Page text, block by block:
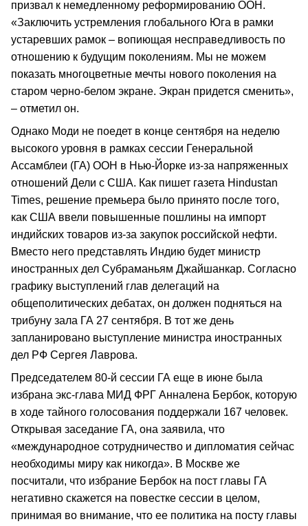
призвал к немедленному реформированию ООН.
«Заключить устремления глобального Юга в рамки
устаревших рамок – вопиющая несправедливость по
отношению к будущим поколениям. Мы не можем
показать многоцветные мечты нового поколения на
старом черно-белом экране. Экран придется сменить»,
– отметил он.
Однако Моди не поедет в конце сентября на неделю
высокого уровня в рамках сессии Генеральной
Ассамблеи (ГА) ООН в Нью-Йорке из-за напряженных
отношений Дели с США. Как пишет газета Hindustan
Times, решение премьера было принято после того,
как США ввели повышенные пошлины на импорт
индийских товаров из-за закупок российской нефти.
Вместо него представлять Индию будет министр
иностранных дел Субраманьям Джайшанкар. Согласно
графику выступлений глав делегаций на
общеполитических дебатах, он должен подняться на
трибуну зала ГА 27 сентября. В тот же день
запланировано выступление министра иностранных
дел РФ Сергея Лаврова.
Председателем 80-й сессии ГА еще в июне была
избрана экс-глава МИД ФРГ Анналена Бербок, которую
в ходе тайного голосования поддержали 167 человек.
Открывая заседание ГА, она заявила, что
«международное сотрудничество и дипломатия сейчас
необходимы миру как никогда». В Москве же
посчитали, что избрание Бербок на пост главы ГА
негативно скажется на повестке сессии в целом,
принимая во внимание, что ее политика на посту главы